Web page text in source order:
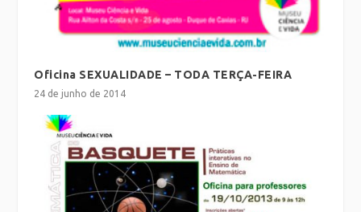
Oficina SEXUALIDADE – TODA TERÇA-FEIRA
24 de junho de 2014